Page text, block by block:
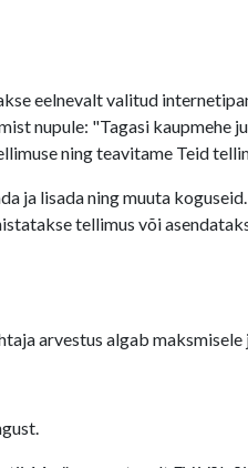
eelnevalt valitud
nupule: "Tagasi kaupmehe
ning teavitame Teid
ja lisada ning muuta
tellimus või
arvestus algab